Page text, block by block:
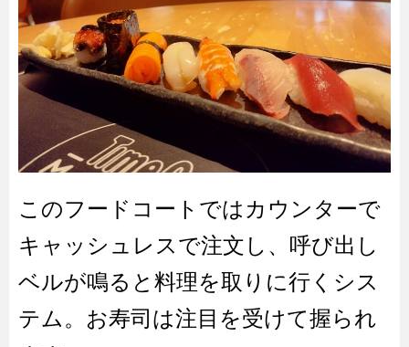
このフードコートではカウンターで
キャッシュレスで注文し、呼び出し
ベルが鳴ると料理を取りに行くシス
テム。お寿司は注目を受けて握られ